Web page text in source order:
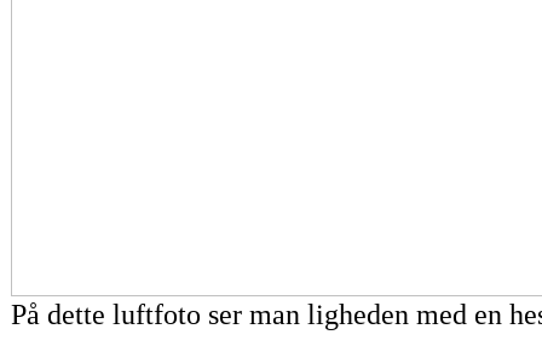
På dette luftfoto ser man ligheden med en